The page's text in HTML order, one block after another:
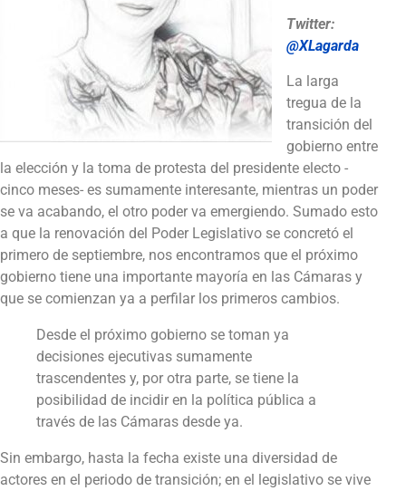
Twitter:
@XLagarda
La larga
tregua de la
transición del
gobierno entre
la elección y la toma de protesta del presidente electo -
cinco meses- es sumamente interesante, mientras un poder
se va acabando, el otro poder va emergiendo. Sumado esto
a que la renovación del Poder Legislativo se concretó el
primero de septiembre, nos encontramos que el próximo
gobierno tiene una importante mayoría en las Cámaras y
que se comienzan ya a perfilar los primeros cambios.
Desde el próximo gobierno se toman ya
decisiones ejecutivas sumamente
trascendentes y, por otra parte, se tiene la
posibilidad de incidir en la política pública a
través de las Cámaras desde ya.
Sin embargo, hasta la fecha existe una diversidad de
actores en el periodo de transición; en el legislativo se vive